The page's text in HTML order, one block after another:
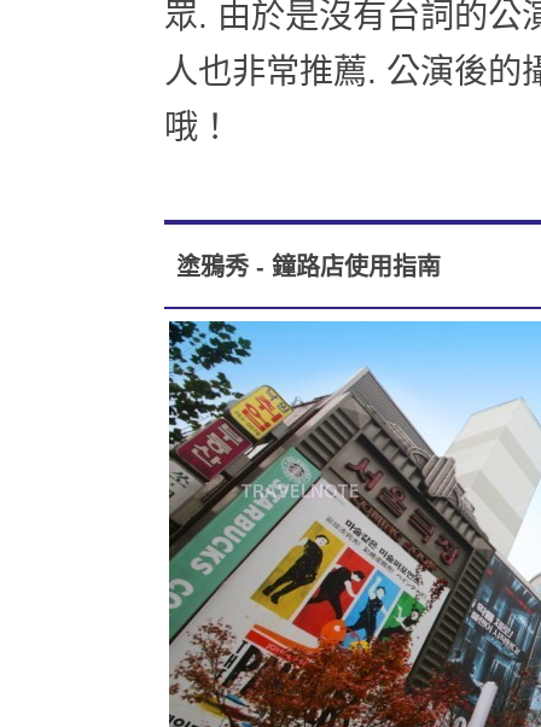
眾. 由於是沒有台詞的公
人也非常推薦. 公演後的
哦！
塗鴉秀 - 鐘路店使用指南